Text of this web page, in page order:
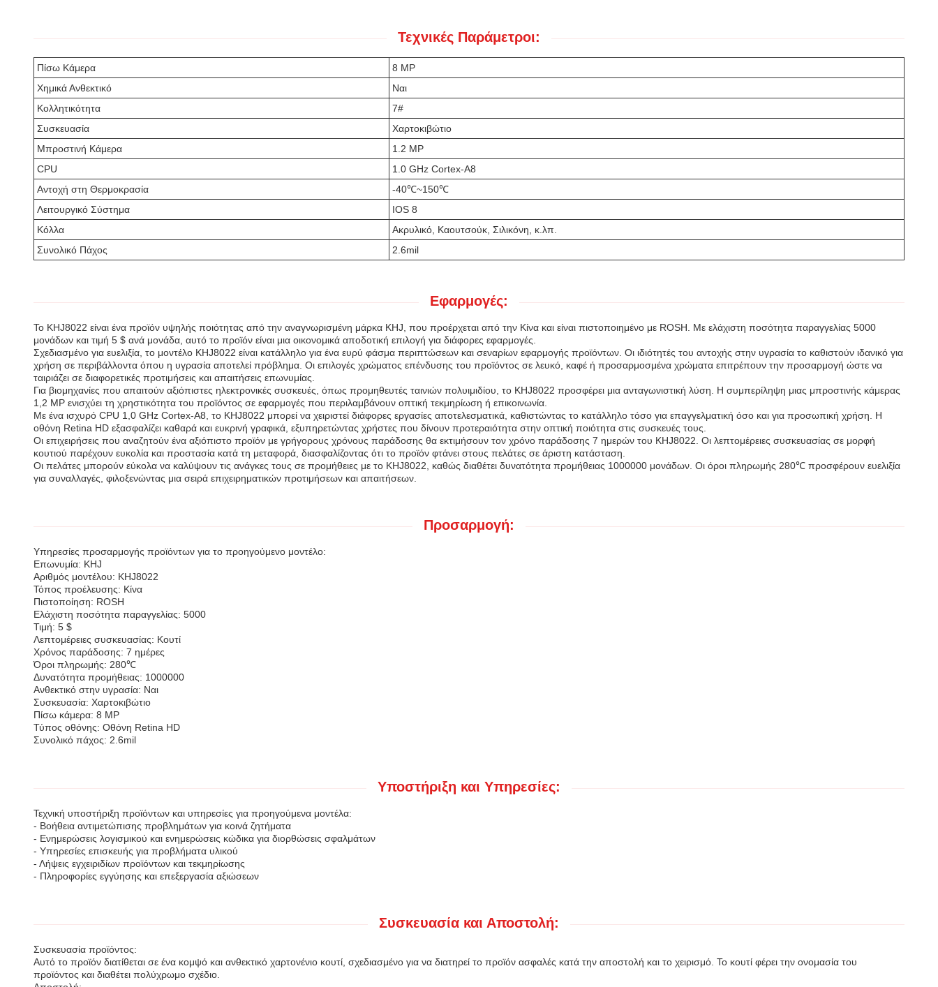
Τεχνικές Παράμετροι:
Πίσω Κάμερα
8 MP
Χημικά Ανθεκτικό
Ναι
Κολλητικότητα
7#
Συσκευασία
Χαρτοκιβώτιο
Μπροστινή Κάμερα
1.2 MP
CPU
1.0 GHz Cortex-A8
Αντοχή στη Θερμοκρασία
-40℃~150℃
Λειτουργικό Σύστημα
IOS 8
Κόλλα
Ακρυλικό, Καουτσούκ, Σιλικόνη, κ.λπ.
Συνολικό Πάχος
2.6mil
Εφαρμογές:
Το KHJ8022 είναι ένα προϊόν υψηλής ποιότητας από την αναγνωρισμένη μάρκα KHJ, που προέρχεται από την Κίνα και είναι πιστοποιημένο με ROSH. Με ελάχιστη ποσότητα παραγγελίας 5000
μονάδων και τιμή 5 $ ανά μονάδα, αυτό το προϊόν είναι μια οικονομικά αποδοτική επιλογή για διάφορες εφαρμογές.
Σχεδιασμένο για ευελιξία, το μοντέλο KHJ8022 είναι κατάλληλο για ένα ευρύ φάσμα περιπτώσεων και σεναρίων εφαρμογής προϊόντων. Οι ιδιότητές του αντοχής στην υγρασία το καθιστούν ιδανικό για
χρήση σε περιβάλλοντα όπου η υγρασία αποτελεί πρόβλημα. Οι επιλογές χρώματος επένδυσης του προϊόντος σε λευκό, καφέ ή προσαρμοσμένα χρώματα επιτρέπουν την προσαρμογή ώστε να
ταιριάζει σε διαφορετικές προτιμήσεις και απαιτήσεις επωνυμίας.
Για βιομηχανίες που απαιτούν αξιόπιστες ηλεκτρονικές συσκευές, όπως προμηθευτές ταινιών πολυιμιδίου, το KHJ8022 προσφέρει μια ανταγωνιστική λύση. Η συμπερίληψη μιας μπροστινής κάμερας
1,2 MP ενισχύει τη χρηστικότητα του προϊόντος σε εφαρμογές που περιλαμβάνουν οπτική τεκμηρίωση ή επικοινωνία.
Με ένα ισχυρό CPU 1,0 GHz Cortex-A8, το KHJ8022 μπορεί να χειριστεί διάφορες εργασίες αποτελεσματικά, καθιστώντας το κατάλληλο τόσο για επαγγελματική όσο και για προσωπική χρήση. Η
οθόνη Retina HD εξασφαλίζει καθαρά και ευκρινή γραφικά, εξυπηρετώντας χρήστες που δίνουν προτεραιότητα στην οπτική ποιότητα στις συσκευές τους.
Οι επιχειρήσεις που αναζητούν ένα αξιόπιστο προϊόν με γρήγορους χρόνους παράδοσης θα εκτιμήσουν τον χρόνο παράδοσης 7 ημερών του KHJ8022. Οι λεπτομέρειες συσκευασίας σε μορφή
κουτιού παρέχουν ευκολία και προστασία κατά τη μεταφορά, διασφαλίζοντας ότι το προϊόν φτάνει στους πελάτες σε άριστη κατάσταση.
Οι πελάτες μπορούν εύκολα να καλύψουν τις ανάγκες τους σε προμήθειες με το KHJ8022, καθώς διαθέτει δυνατότητα προμήθειας 1000000 μονάδων. Οι όροι πληρωμής 280℃ προσφέρουν ευελιξία
για συναλλαγές, φιλοξενώντας μια σειρά επιχειρηματικών προτιμήσεων και απαιτήσεων.
Προσαρμογή:
Υπηρεσίες προσαρμογής προϊόντων για το προηγούμενο μοντέλο:
Επωνυμία: KHJ
Αριθμός μοντέλου: KHJ8022
Τόπος προέλευσης: Κίνα
Πιστοποίηση: ROSH
Ελάχιστη ποσότητα παραγγελίας: 5000
Τιμή: 5 $
Λεπτομέρειες συσκευασίας: Κουτί
Χρόνος παράδοσης: 7 ημέρες
Όροι πληρωμής: 280℃
Δυνατότητα προμήθειας: 1000000
Ανθεκτικό στην υγρασία: Ναι
Συσκευασία: Χαρτοκιβώτιο
Πίσω κάμερα: 8 MP
Τύπος οθόνης: Οθόνη Retina HD
Συνολικό πάχος: 2.6mil
Υποστήριξη και Υπηρεσίες:
Τεχνική υποστήριξη προϊόντων και υπηρεσίες για προηγούμενα μοντέλα:
- Βοήθεια αντιμετώπισης προβλημάτων για κοινά ζητήματα
- Ενημερώσεις λογισμικού και ενημερώσεις κώδικα για διορθώσεις σφαλμάτων
- Υπηρεσίες επισκευής για προβλήματα υλικού
- Λήψεις εγχειριδίων προϊόντων και τεκμηρίωσης
- Πληροφορίες εγγύησης και επεξεργασία αξιώσεων
Συσκευασία και Αποστολή:
Συσκευασία προϊόντος:
Αυτό το προϊόν διατίθεται σε ένα κομψό και ανθεκτικό χαρτονένιο κουτί, σχεδιασμένο για να διατηρεί το προϊόν ασφαλές κατά την αποστολή και το χειρισμό. Το κουτί φέρει την ονομασία του
προϊόντος και διαθέτει πολύχρωμο σχέδιο.